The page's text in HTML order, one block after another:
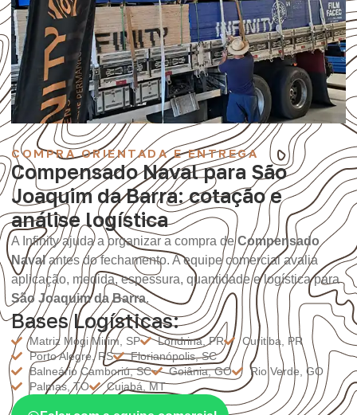
COMPRA ORIENTADA E ENTREGA
Compensado Naval para São
Joaquim da Barra: cotação e
análise logística
A Infinity ajuda a organizar a compra deCompensado
Navalantes do fechamento. A equipe comercial avalia
aplicação, medida, espessura, quantidade e logística para
São Joaquim da Barra.
Bases Logísticas:
Matriz Mogi Mirim, SP Londrina, PR
Curitiba, PR
Porto Alegre, RS
Florianópolis, SC
Balneário Camboriú, SC
Goiânia, GO
Rio Verde, GO
Palmas, TO
Cuiabá, MT